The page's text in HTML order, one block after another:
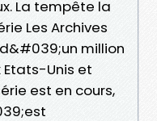
La tempête la
Les Archives
million
Unis et
est en cours,